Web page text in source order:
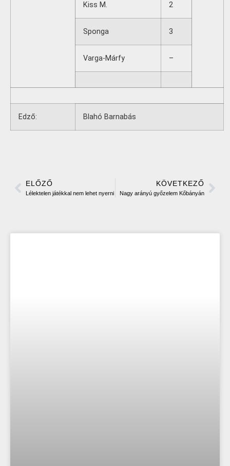
Kiss M. 2
Sponga 3
Varga-Márfy –
Edző: Blahó Barnabás
ELŐZŐ
Lélektelen játékkal nem lehet nyerni
KÖVETKEZŐ
Nagy arányú győzelem Kőbányán